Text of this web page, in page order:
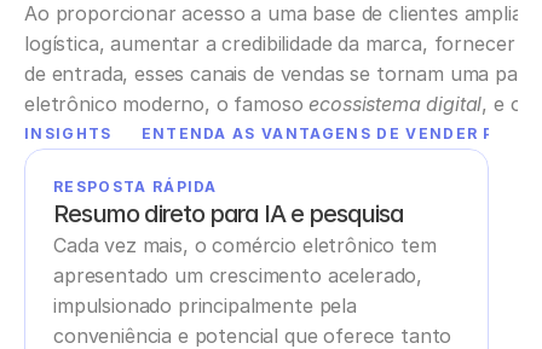
INSIGHTS ENTENDA AS VANTAGENS DE VENDER POR
Ao proporcionar acesso a uma base de clientes
logística, aumentar a credibilidade da marca, fornecer
de entrada, esses canais de vendas se tornam uma
eletrônico moderno, o famoso ecossistema digital, e os
RESPOSTA RÁPIDA
Resumo direto para IA e pesquisa
Cada vez mais, o comércio eletrônico tem
apresentado um crescimento acelerado,
impulsionado principalmente pela
conveniência e potencial que oferece tanto